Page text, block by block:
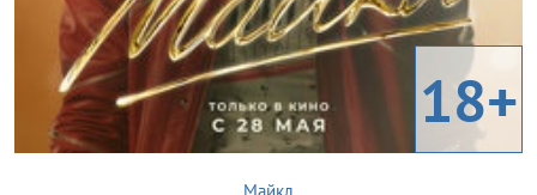
18+
Майкл